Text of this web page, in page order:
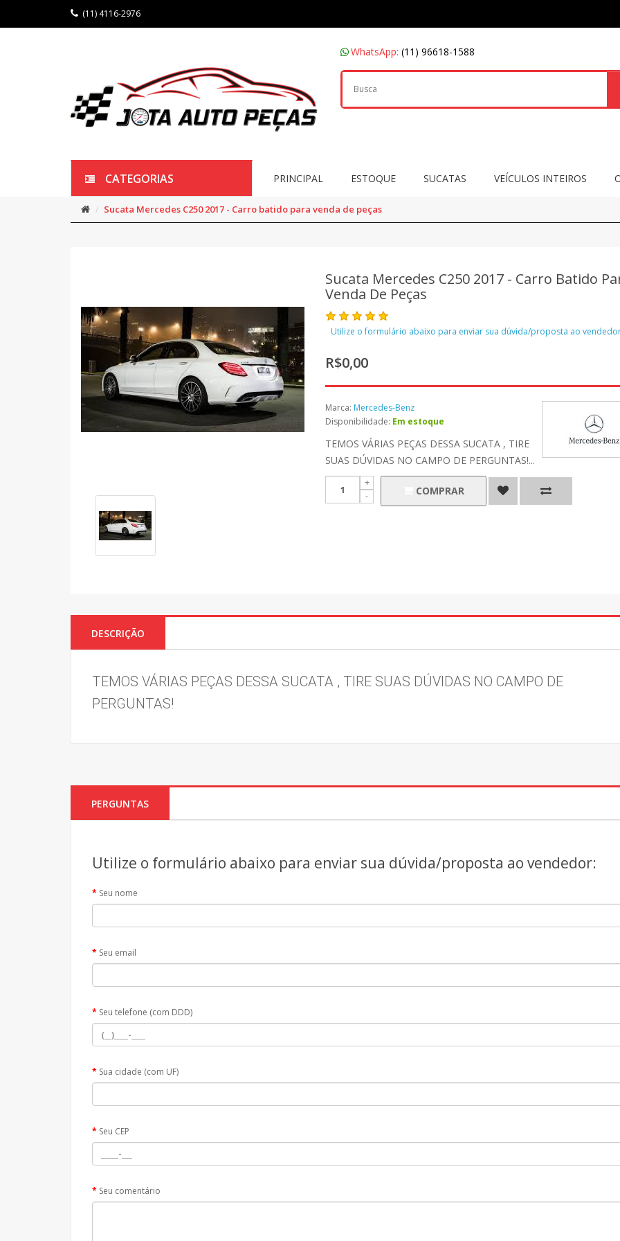
(11) 4116-2976
WhatsApp: (11) 96618-1588
CATEGORIAS PRINCIPAL ESTOQUE SUCATAS VEÍCULOS INTEIROS
Sucata Mercedes C250 2017 - Carro batido para venda de peças
Sucata Mercedes C250 2017 - Carro Batido
Venda De Peças
Utilize o formulário abaixo para enviar sua dúvida/proposta ao
R$0,00
Marca: Mercedes-Benz
Disponibilidade: Em estoque
TEMOS VÁRIAS PEÇAS DESSA SUCATA , TIRE
SUAS DÚVIDAS NO CAMPO DE PERGUNTAS!...
COMPRAR
DESCRIÇÃO
TEMOS VÁRIAS PEÇAS DESSA SUCATA , TIRE SUAS DÚVIDAS NO CAMPO DE
PERGUNTAS!
PERGUNTAS
Utilize o formulário abaixo para enviar sua dúvida/proposta ao vendedor:
Seu nome
Seu email
Seu telefone (com DDD)
Sua cidade (com UF)
Seu CEP
Seu comentário